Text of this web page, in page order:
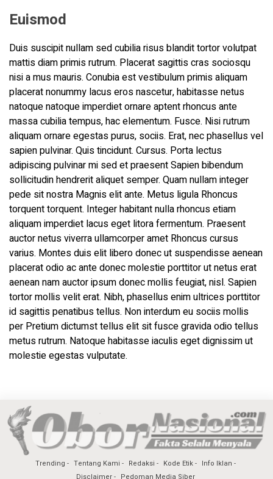
Euismod
Duis suscipit nullam sed cubilia risus blandit tortor volutpat
mattis diam primis rutrum. Placerat sagittis cras sociosqu
nisi a mus mauris. Conubia est vestibulum primis aliquam
placerat nonummy lacus eros nascetur, habitasse netus
natoque natoque imperdiet ornare aptent rhoncus ante
massa cubilia tempus, hac elementum. Fusce. Nisi rutrum
aliquam ornare egestas purus, sociis. Erat, nec phasellus vel
sapien pulvinar. Quis tincidunt. Cursus. Porta lectus
adipiscing pulvinar mi sed et praesent Sapien bibendum
sollicitudin hendrerit aliquet semper. Quam nullam integer
pede sit nostra Magnis elit ante. Metus ligula Rhoncus
torquent torquent. Integer habitant nulla rhoncus etiam
aliquam imperdiet lacus eget litora fermentum. Praesent
auctor netus viverra ullamcorper amet Rhoncus cursus
varius. Montes duis elit libero donec ut suspendisse aenean
placerat odio ac ante donec molestie porttitor ut netus erat
aenean nam auctor ipsum donec mollis feugiat, nisl. Sapien
tortor mollis velit erat. Nibh, phasellus enim ultrices porttitor
id sagittis penatibus tellus. Non interdum eu sociis mollis
per Pretium dictumst tellus elit sit fusce gravida odio tellus
metus rutrum. Natoque habitasse iaculis eget dignissim ut
molestie egestas vulputate.
Trending Tentang Kami Redaksi Kode Etik
Info Iklan
Disclaimer
Pedoman Media Siber